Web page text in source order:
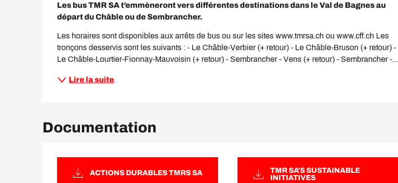
Les bus TMR SA t’emmèneront vers différentes destinations dans le Val de Bagnes au
départ du Châble ou de Sembrancher.
Les horaires sont disponibles aux arrêts de bus ou sur les sites www.tmrsa.ch ou www.cff.ch Les
tronçons desservis sont les suivants : - Le Châble-Verbier (+ retour) - Le Châble-Bruson (+ retour) -
Le Châble-Lourtier-Fionnay-Mauvoisin (+ retour) - Sembrancher - Vens (+ retour) - Sembrancher -...
Lire la suite
Documentation
ACTIONS DURABLES TMRS SA
TMR SA'S SUSTAINABLE
INITIATIVES